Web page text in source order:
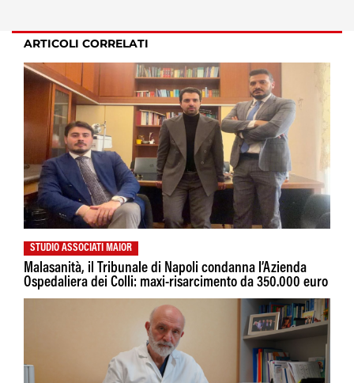
ARTICOLI CORRELATI
STUDIO ASSOCIATI MAIOR
Malasanità, il Tribunale di Napoli condanna l’Azienda
Ospedaliera dei Colli: maxi-risarcimento da 350.000 euro